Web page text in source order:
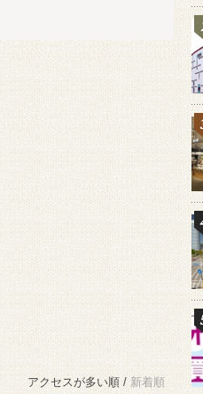
アクセスが多い順 / 新着順